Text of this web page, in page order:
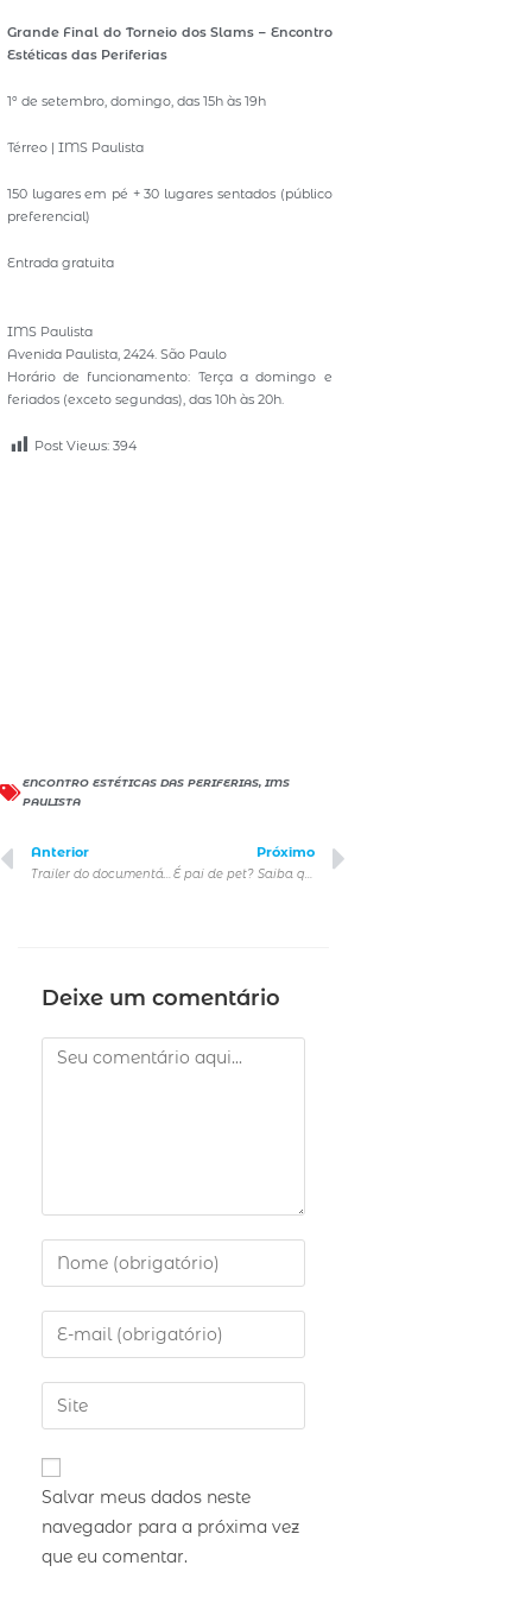
Grande Final do Torneio dos Slams – Encontro
Estéticas das Periferias
1º de setembro, domingo, das 15h às 19h
Térreo | IMS Paulista
150 lugares em pé + 30 lugares sentados (público
preferencial)
Entrada gratuita
IMS Paulista
Avenida Paulista, 2424. São Paulo
Horário de funcionamento: Terça a domingo e
feriados (exceto segundas), das 10h às 20h.
Post Views: 394
ENCONTRO ESTÉTICAS DAS PERIFERIAS, IMS
PAULISTA
Anterior Próximo
Deixe um comentário
Salvar meus dados neste
navegador para a próxima vez
que eu comentar.